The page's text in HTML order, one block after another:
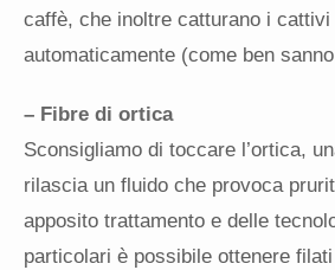
caffè, che inoltre catturano i
automaticamente (come ben
– Fibre di ortica
Sconsigliamo di toccare l’ortica,
rilascia un fluido che provoca
apposito trattamento e delle
particolari è possibile ottenere